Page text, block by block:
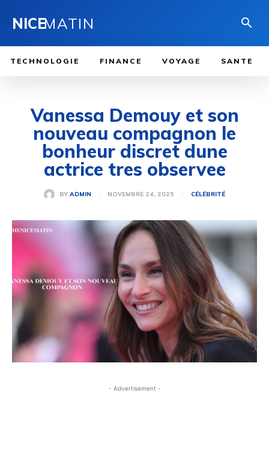
NICEMATIN
TECHNOLOGIE FINANCE VOYAGE SANTE
Vanessa Demouy et son
nouveau compagnon le
bonheur discret dune
actrice tres observee
BY ADMIN NOVEMBRE 24, 2025 CÉLÉBRITÉ
- Advertisement -